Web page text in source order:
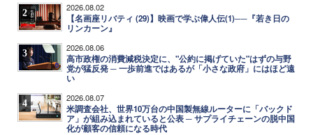
2 2026.08.02
【名画座リバティ (29)】映画で学ぶ偉人伝(1)──『若き日の
リンカーン』
3 2026.08.06
高市政権の消費減税決定に、"公約に掲げていた"はずの与野
党が猛反発 ─ 一歩前進ではあるが「小さな政府」にはほど遠
い
4 2026.08.07
米調査会社、世界10万台の中国製無線ルーターに「バックド
ア」が組み込まれていると公表 ─ サプライチェーンの脱中国
化が顧客の信頼になる時代